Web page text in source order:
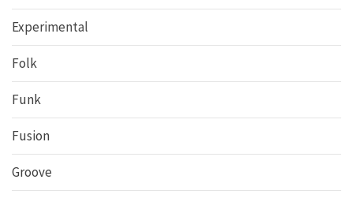
Experimental
Folk
Funk
Fusion
Groove